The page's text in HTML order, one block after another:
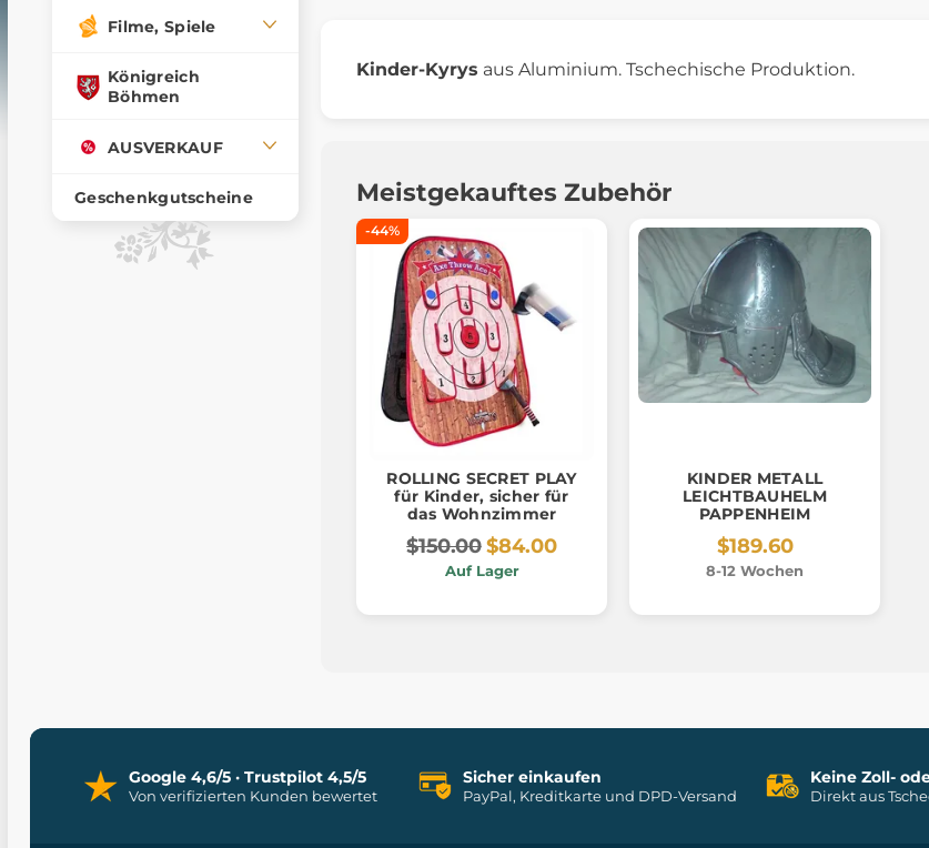
Filme, Spiele
Königreich
Böhmen
AUSVERKAUF
Geschenkgutscheine
Kinder-Kyrys aus Aluminium. Tschechische Produktion.
Meistgekauftes Zubehör
-44%
ROLLING SECRET PLAY
für Kinder, sicher für
das Wohnzimmer
$150.00$84.00
Auf Lager
KINDER METALL
LEICHTBAUHELM
PAPPENHEIM
$189.60
8-12 Wochen
Google 4,6/5 · Trustpilot 4,5/5
Von verifizierten Kunden bewertet
Sicher einkaufen
PayPal, Kreditkarte und DPD-Versand
Keine Zoll-
Direkt aus